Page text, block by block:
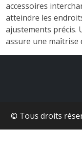
accessoires
atteindre les
ajustements précis.
assure une maîtrise
© Tous droits